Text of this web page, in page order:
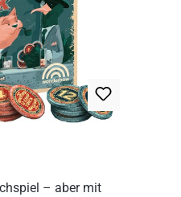
– aber mit